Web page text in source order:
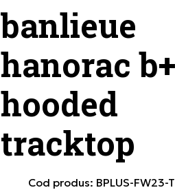
banlieue
hanorac
hooded
tracktop
Cod produs: BPLUS-FW23-